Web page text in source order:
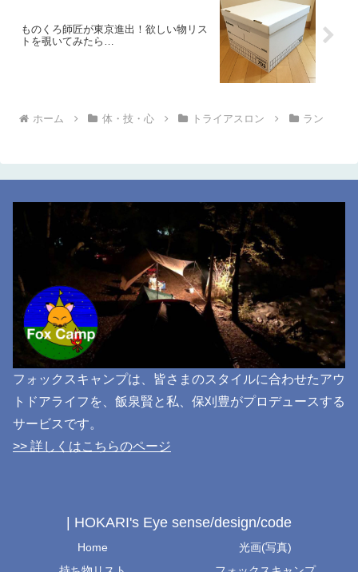
ものくろ師匠が東京進出！欲しい物リス
トを覗いてみたら…
ホーム 体・技・心 トライアスロン ラン
フォックスキャンプは、皆さまのスタイルに合わせたアウ
トドアライフを、飯泉賢と私、保刈豊がプロデュースする
サービスです。
>> 詳しくはこちらのページ
| HOKARI's Eye sense/design/code
Home
光画(写真)